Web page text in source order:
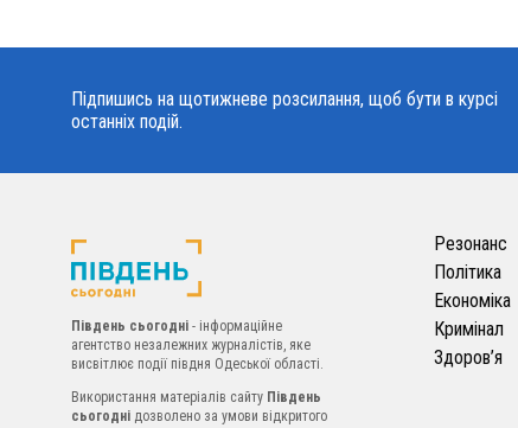
Підпишись на щотижневе розсилання, щоб бути в курсі
останніх подій.
Південь сьогодні - інформаційне
агентство незалежних журналістів, яке
висвітлює події півдня Одеської області.
Використання матеріалів сайту Південь
сьогодні дозволено за умови відкритого
Резонанс
Політика
Економіка
Кримінал
Здоров’я